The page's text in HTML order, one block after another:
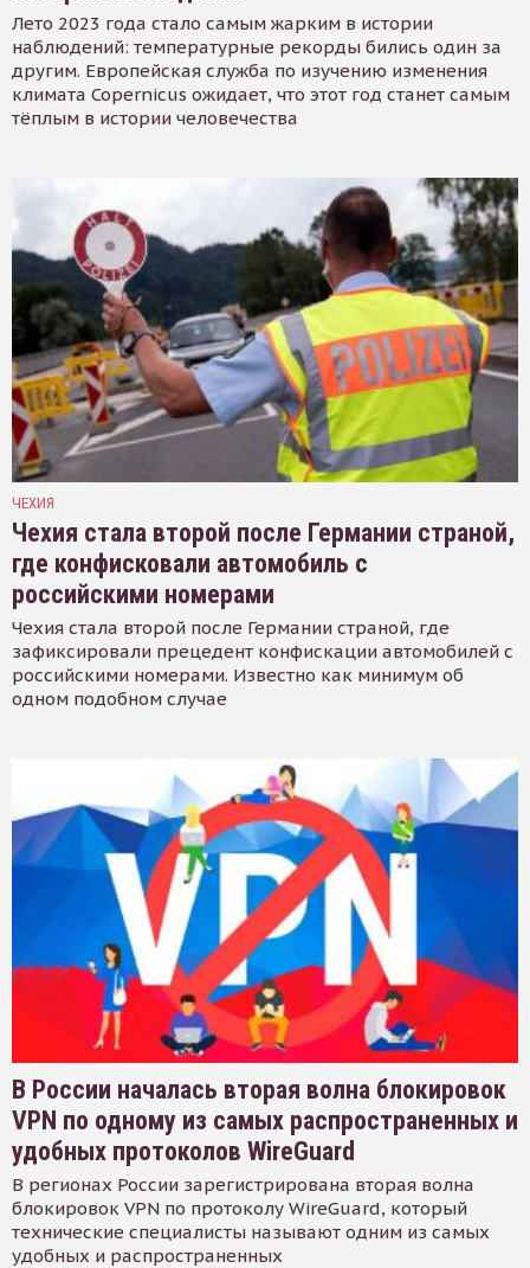
Лето 2023 года стало самым жарким в истории
наблюдений: температурные рекорды бились один за
другим. Европейская служба по изучению изменения
климата Copernicus ожидает, что этот год станет самым
тёплым в истории человечества
ЧЕХИЯ
Чехия стала второй после Германии страной,
где конфисковали автомобиль с
российскими номерами
Чехия стала второй после Германии страной, где
зафиксировали прецедент конфискации автомобилей с
российскими номерами. Известно как минимум об
одном подобном случае
В России началась вторая волна блокировок
VPN по одному из самых распространенных и
удобных протоколов WireGuard
В регионах России зарегистрирована вторая волна
блокировок VPN по протоколу WireGuard, который
технические специалисты называют одним из самых
удобных и распространенных